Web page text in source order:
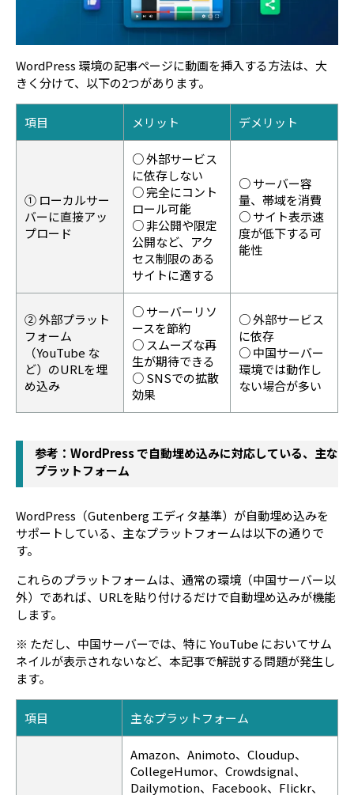
WordPress 環境の記事ページに動画を挿入する方法は、大
きく分けて、以下の2つがあります。
項目 メリット デメリット
① ローカルサー
バーに直接アッ
プロード
○ 外部サービス
に依存しない
○ 完全にコント
ロール可能
○ 非公開や限定
公開など、アク
セス制限のある
サイトに適する
○ サーバー容
量、帯域を消費
○ サイト表示速
度が低下する可
能性
② 外部プラット
フォーム
（YouTube な
ど）のURLを埋
め込み
○ サーバーリソ
ースを節約
○ スムーズな再
生が期待できる
○ SNSでの拡散
効果
○ 外部サービス
に依存
○ 中国サーバー
環境では動作し
ない場合が多い
参考：WordPress で自動埋め込みに対応している、主な
プラットフォーム
WordPress（Gutenberg エディタ基準）が自動埋め込みを
サポートしている、主なプラットフォームは以下の通りで
す。
これらのプラットフォームは、通常の環境（中国サーバー以
外）であれば、URLを貼り付けるだけで自動埋め込みが機能
します。
※ ただし、中国サーバーでは、特に YouTube においてサム
ネイルが表示されないなど、本記事で解説する問題が発生し
ます。
項目 主なプラットフォーム
Amazon、Animoto、Cloudup、
CollegeHumor、Crowdsignal、
Dailymotion、Facebook、Flickr、